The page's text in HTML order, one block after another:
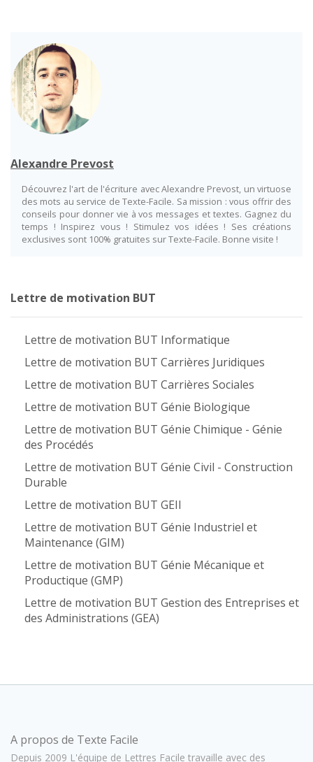
Alexandre Prevost
Découvrez l'art de l'écriture avec Alexandre Prevost, un virtuose
des mots au service de Texte-Facile. Sa mission : vous offrir des
conseils pour donner vie à vos messages et textes. Gagnez du
temps ! Inspirez vous ! Stimulez vos idées ! Ses créations
exclusives sont 100% gratuites sur Texte-Facile. Bonne visite !
Lettre de motivation BUT
Lettre de motivation BUT Informatique
Lettre de motivation BUT Carrières Juridiques
Lettre de motivation BUT Carrières Sociales
Lettre de motivation BUT Génie Biologique
Lettre de motivation BUT Génie Chimique - Génie
des Procédés
Lettre de motivation BUT Génie Civil - Construction
Durable
Lettre de motivation BUT GEII
Lettre de motivation BUT Génie Industriel et
Maintenance (GIM)
Lettre de motivation BUT Génie Mécanique et
Productique (GMP)
Lettre de motivation BUT Gestion des Entreprises et
des Administrations (GEA)
A propos de Texte Facile
Depuis 2009 L'équipe de Lettres Facile travaille avec des